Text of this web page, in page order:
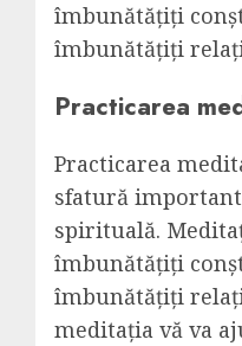
îmbunătățiți
îmbunătățiți
Practicarea
Practicarea
sfatură
spirituală.
îmbunătățiți
îmbunătățiți
meditația vă va